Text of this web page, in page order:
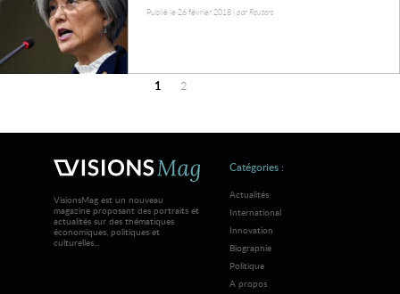
Publié le 26 février 2018 |par Reuters
1 2
VisionsMag est un nouveau
magazine proposant des portraits et
actualités sur des thématiques
économiques, politiques et
culturelles...
Catégories :
Actualités
International
Innovation
Biographie
Politique
A propos